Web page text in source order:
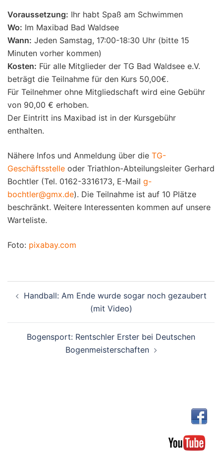
Voraussetzung: Ihr habt Spaß am Schwimmen
Wo: Im Maxibad Bad Waldsee
Wann: Jeden Samstag, 17:00-18:30 Uhr (bitte 15
Minuten vorher kommen)
Kosten: Für alle Mitglieder der TG Bad Waldsee e.V.
beträgt die Teilnahme für den Kurs 50,00€.
Für Teilnehmer ohne Mitgliedschaft wird eine Gebühr
von 90,00 € erhoben.
Der Eintritt ins Maxibad ist in der Kursgebühr
enthalten.
Nähere Infos und Anmeldung über die TG-
Geschäftsstelle oder Triathlon-Abteilungsleiter Gerhard
Bochtler (Tel. 0162-3316173, E-Mail g-
bochtler@gmx.de). Die Teilnahme ist auf 10 Plätze
beschränkt. Weitere Interessenten kommen auf unsere
Warteliste.
Foto: pixabay.com
Handball: Am Ende wurde sogar noch gezaubert
(mit Video)
Bogensport: Rentschler Erster bei Deutschen
Bogenmeisterschaften